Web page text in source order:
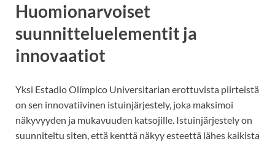
Huomionarvoiset
suunnitteluelementit ja
innovaatiot
Yksi Estadio Olímpico Universitarian erottuvista piirteistä
on sen innovatiivinen istuinjärjestely, joka maksimoi
näkyvyyden ja mukavuuden katsojille. Istuinjärjestely on
suunniteltu siten, että kenttä näkyy esteettä lähes kaikista